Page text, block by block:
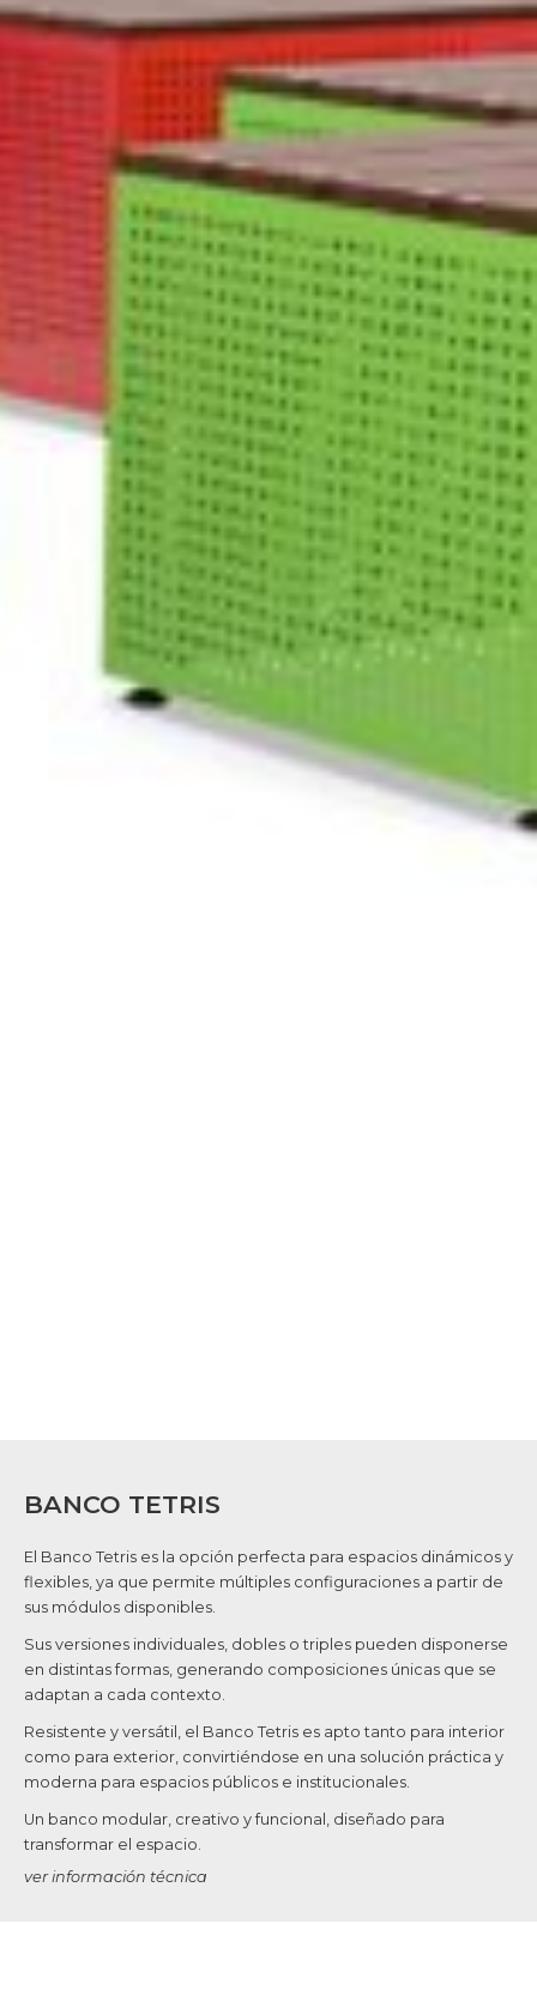
BANCO TETRIS
El Banco Tetris es la opción perfecta para espacios dinámicos y
flexibles, ya que permite múltiples configuraciones a partir de
sus módulos disponibles.
Sus versiones individuales, dobles o triples pueden disponerse
en distintas formas, generando composiciones únicas que se
adaptan a cada contexto.
Resistente y versátil, el Banco Tetris es apto tanto para interior
como para exterior, convirtiéndose en una solución práctica y
moderna para espacios públicos e institucionales.
Un banco modular, creativo y funcional, diseñado para
transformar el espacio.
ver información técnica